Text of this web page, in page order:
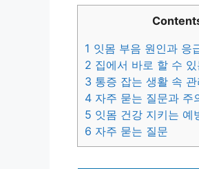
1 잇몸 부음 원인과 응
2 집에서 바로 할 수
3 통증 잡는 생활 속 관
4 자주 묻는 질문과 주
5 잇몸 건강 지키는 예
6 자주 묻는 질문